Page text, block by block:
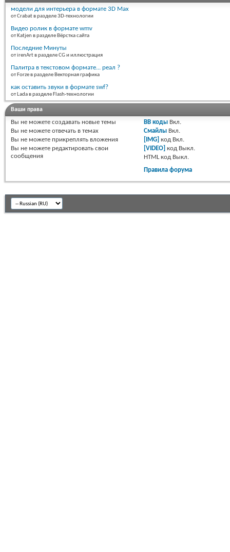
модели для интерьера в формате 3D Max
от Crabat в разделе 3D-технологии
Видео ролик в формате wmv
от Katjen в разделе Вёрстка сайта
Последние Минуты
от irenArt в разделе CG и иллюстрация
Палитра в текстовом формате... реал ?
от Forze в разделе Векторная графика
как оставить звуки в формате swf?
от Lada в разделе Flash-технологии
Ваши права
Вы не можете создавать новые темы
Вы не можете отвечать в темах
Вы не можете прикреплять вложения
Вы не можете редактировать свои
сообщения
BB коды Вкл.
Смайлы Вкл.
[IMG] код Вкл.
[VIDEO] код Выкл.
HTML код Выкл.
Правила форума